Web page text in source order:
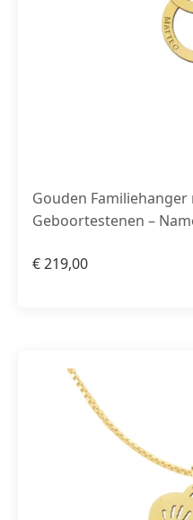
Gouden Familiehanger
Geboortestenen –
€219,00